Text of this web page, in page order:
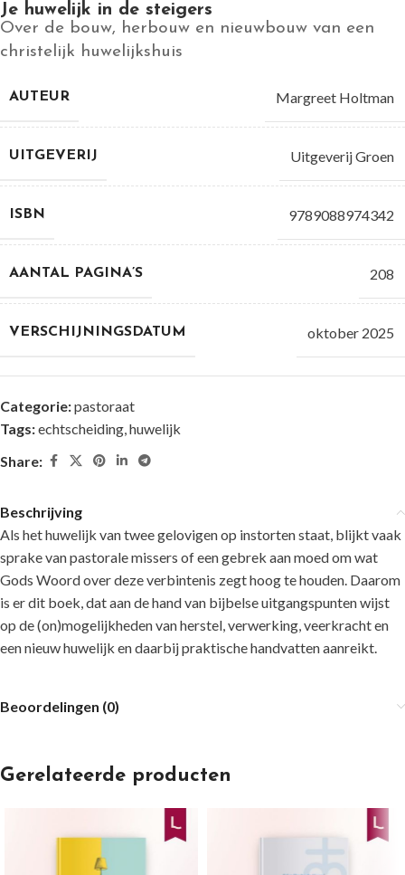
Je huwelijk in de steigers
Over de bouw, herbouw en nieuwbouw van een
christelijk huwelijkshuis
AUTEUR Margreet Holtman
UITGEVERIJ Uitgeverij Groen
ISBN 9789088974342
AANTAL PAGINA’S 208
VERSCHIJNINGSDATUM oktober 2025
Categorie:pastoraat
Tags:echtscheiding,huwelijk
Share:
Beschrijving
Als het huwelijk van twee gelovigen op instorten staat, blijkt vaak
sprake van pastorale missers of een gebrek aan moed om wat
Gods Woord over deze verbintenis zegt hoog te houden. Daarom
is er dit boek, dat aan de hand van bijbelse uitgangspunten wijst
op de (on)mogelijkheden van herstel, verwerking, veerkracht en
een nieuw huwelijk en daarbij praktische handvatten aanreikt.
Beoordelingen (0)
Gerelateerde producten